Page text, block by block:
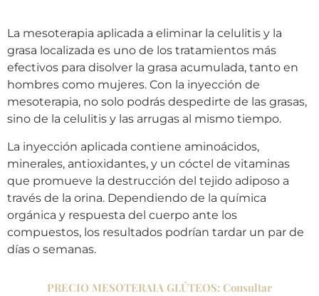
La mesoterapia aplicada a eliminar la celulitis y la
grasa localizada es uno de los tratamientos más
efectivos para disolver la grasa acumulada, tanto en
hombres como mujeres. Con la inyección de
mesoterapia, no solo podrás despedirte de las grasas,
sino de la celulitis y las arrugas al mismo tiempo.
La inyección aplicada contiene aminoácidos,
minerales, antioxidantes, y un cóctel de vitaminas
que promueve la destrucción del tejido adiposo a
través de la orina. Dependiendo de la química
orgánica y respuesta del cuerpo ante los
compuestos, los resultados podrían tardar un par de
días o semanas.
PRECIO MESOTERAIA GLÚTEOS: Consultar